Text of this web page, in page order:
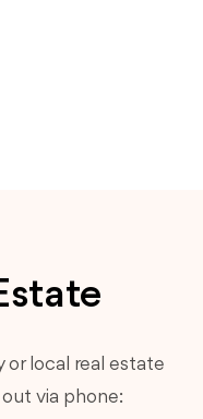
or local real estate
via phone: